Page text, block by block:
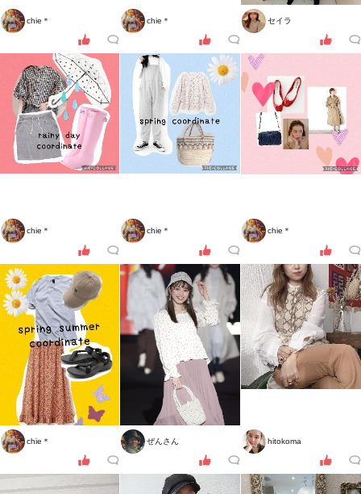
chie＊ chie＊ セイラ
chie＊ chie＊ chie＊
chie＊ ぜんさん hitokoma